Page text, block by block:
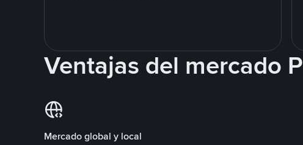
Ventajas del mercado
Mercado global y local